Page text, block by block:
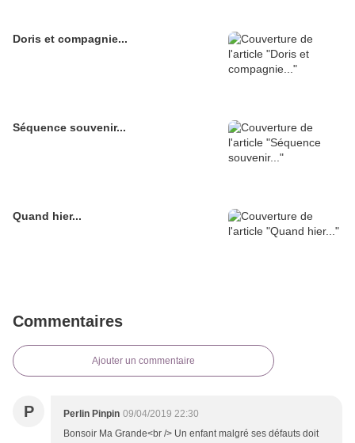
Doris et compagnie...
Séquence souvenir...
Quand hier...
Commentaires
Ajouter un commentaire
P Perlin Pinpin 09/04/2019 22:30
Bonsoir Ma Grande<br /> Un enfant malgré ses défauts doit